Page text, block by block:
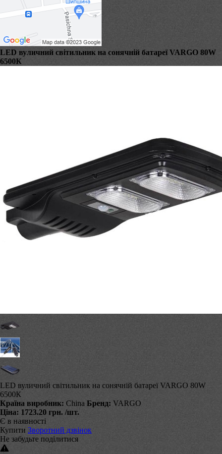
LED вуличний світильник на сонячній батареї VARGO 80W
6500К
LED вуличний світильник на сонячній батареї VARGO 80W
6500К
Країна виробник: China Бренд: VARGO
Ціна: 1723.20 грн. /шт.
Є в наявності
Купити Зворотний дзвінок
Не забудьте поділитися